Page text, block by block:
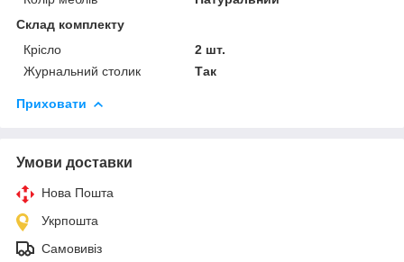
Склад комплекту
Крісло
2 шт.
Журнальний столик
Так
Приховати
Умови доставки
Нова Пошта
Укрпошта
Самовивіз